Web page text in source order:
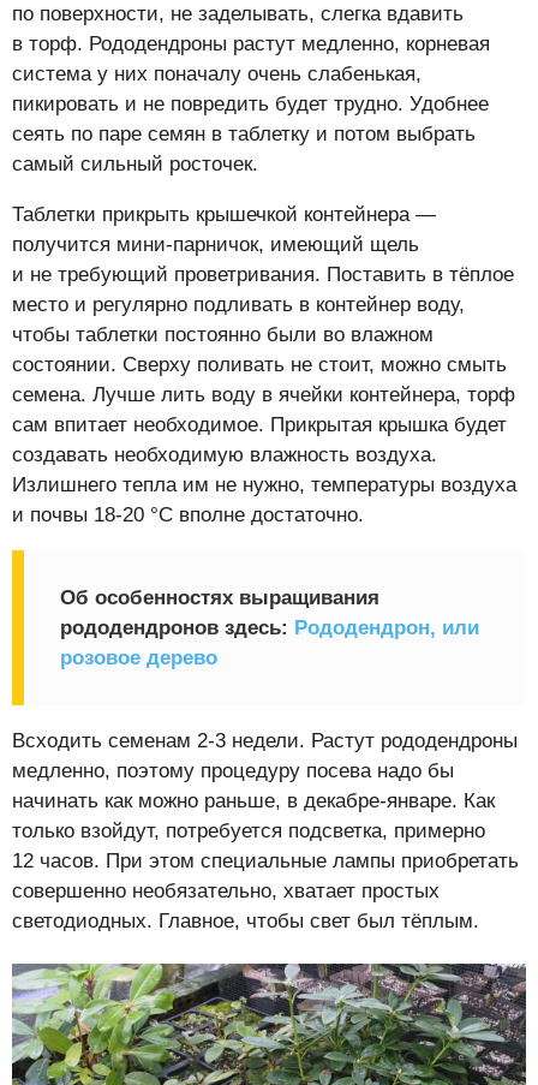
по поверхности, не заделывать, слегка вдавить
в торф. Рододендроны растут медленно, корневая
система у них поначалу очень слабенькая,
пикировать и не повредить будет трудно. Удобнее
сеять по паре семян в таблетку и потом выбрать
самый сильный росточек.
Таблетки прикрыть крышечкой контейнера —
получится мини-парничок, имеющий щель
и не требующий проветривания. Поставить в тёплое
место и регулярно подливать в контейнер воду,
чтобы таблетки постоянно были во влажном
состоянии. Сверху поливать не стоит, можно смыть
семена. Лучше лить воду в ячейки контейнера, торф
сам впитает необходимое. Прикрытая крышка будет
создавать необходимую влажность воздуха.
Излишнего тепла им не нужно, температуры воздуха
и почвы 18-20 °С вполне достаточно.
Об особенностях выращивания
рододендронов здесь: Рододендрон, или
розовое дерево
Всходить семенам 2-3 недели. Растут рододендроны
медленно, поэтому процедуру посева надо бы
начинать как можно раньше, в декабре-январе. Как
только взойдут, потребуется подсветка, примерно
12 часов. При этом специальные лампы приобретать
совершенно необязательно, хватает простых
светодиодных. Главное, чтобы свет был тёплым.